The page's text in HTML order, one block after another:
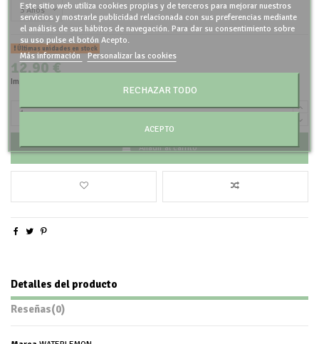
Últimas unidades en stock
12,90 €
Impuestos incluidos
Añadir al carrito
Detalles del producto
Reseñas(0)
Este sitio web utiliza cookies propias y de terceros para mejorar nuestros
servicios y mostrarle publicidad relacionada con sus preferencias mediante
el análisis de sus hábitos de navegación. Para dar su consentimiento sobre
su uso pulse el botón Acepto.
Más información Personalizar las cookies
RECHAZAR TODO
ACEPTO